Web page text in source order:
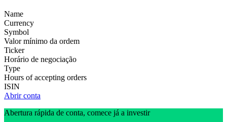
Name
Currency
Symbol
Valor mínimo da ordem
Ticker
Horário de negociação
Type
Hours of accepting orders
ISIN
Abrir conta
Abertura rápida de conta, comece já a investir